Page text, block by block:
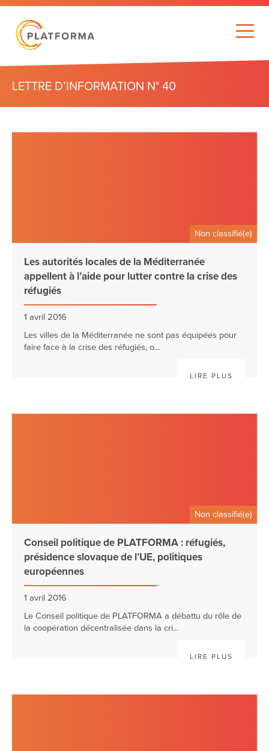
LETTRE D’INFORMATION N° 40
Non classifié(e)
Les autorités locales de la Méditerranée
appellent à l’aide pour lutter contre la crise des
réfugiés
1 avril 2016
Les villes de la Méditerranée ne sont pas équipées pour
faire face à la crise des réfugiés, o...
LIRE PLUS
Non classifié(e)
Conseil politique de PLATFORMA : réfugiés,
présidence slovaque de l’UE, politiques
européennes
1 avril 2016
Le Conseil politique de PLATFORMA a débattu du rôle de
la coopération décentralisée dans la cri...
LIRE PLUS